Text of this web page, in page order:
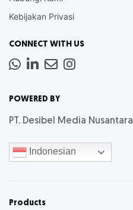
Kebijakan Privasi
CONNECT WITH US
Whatsapp
LinkedIn
NewsInstagram
POWERED BY
PT. Desibel Media Nusantara
Indonesian
Products